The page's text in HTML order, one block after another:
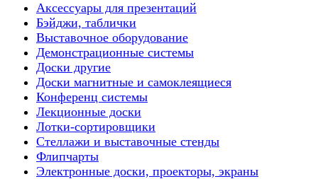
Аксессуары для презентаций
Бэйджи, таблички
Выставочное оборудование
Демонстрационные системы
Доски другие
Доски магнитные и самоклеящиеся
Конференц системы
Лекционные доски
Лотки-сортировщики
Стеллажи и выставочные стенды
Флипчарты
Электронные доски, проекторы, экраны